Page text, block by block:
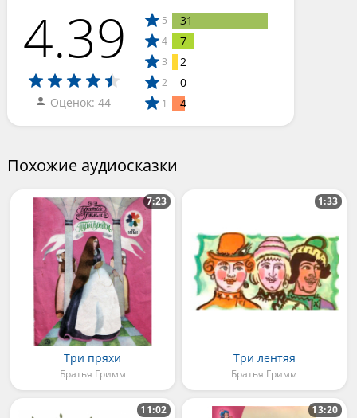
4.39
Оценок: 44
5 31
4 7
3 2
2 0
1 4
Похожие аудиосказки
Три пряхи
Братья Гримм
7:23
Три лентяя
Братья Гримм
1:33
11:02 13:20